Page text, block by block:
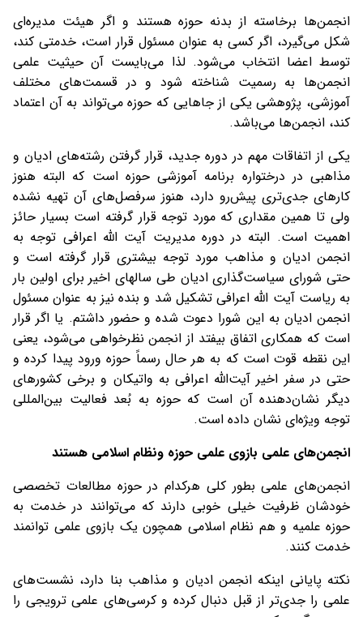
انجمن‌ها برخاسته از بدنه حوزه هستند و اگر هیئت مدیره‌ای
شکل می‌گیرد، اگر کسی به عنوان مسئول قرار است، خدمتی کند،
توسط اعضا انتخاب می‌شود. لذا می‌بایست آن حیثیت علمی
انجمن‌ها به رسمیت شناخته شود و در قسمت‌های مختلف
آموزشی، پژوهشی یکی از جاهایی که حوزه می‌تواند به آن اعتماد
کند، انجمن‌ها می‌باشد.
یکی از اتفاقات مهم در دوره جدید، قرار گرفتن رشته‌های ادیان و
مذاهبی در درختواره برنامه‌ آموزشی حوزه است که البته هنوز
کارهای جدی‌تری پیش‌رو دارد، هنوز سرفصل‌های آن تهیه نشده
ولی تا همین مقداری که مورد توجه قرار گرفته است بسیار حائز
اهمیت است. البته در دوره مدیریت آیت الله اعرافی توجه به
انجمن ادیان و مذاهب مورد توجه بیشتری قرار گرفته است و
حتی شورای سیاست‌گذاری ادیان طی سالهای اخیر برای اولین بار
به ریاست آیت الله اعرافی تشکیل شد و بنده نیز به عنوان مسئول
انجمن ادیان به این شورا دعوت شده و حضور داشتم. یا اگر قرار
است که همکاری اتفاق بیفتد از انجمن نظرخواهی می‌شود، یعنی
این نقطه قوت است که به هر حال رسماً حوزه ورود پیدا کرده و
حتی در سفر اخیر آیت‌الله اعرافی به واتیکان و برخی کشورهای
دیگر نشان‌دهنده آن است که حوزه به بُعد فعالیت بین‌المللی
توجه ویژه‌ای نشان داده است.
انجمن‌های علمی بازوی علمی حوزه ونظام اسلامی هستند
انجمن‌های علمی بطور کلی هرکدام در حوزه مطالعات تخصصی
خودشان ظرفیت خیلی خوبی دارند که می‌توانند در خدمت به
حوزه علمیه و هم نظام اسلامی همچون یک بازوی علمی توانمند
خدمت کنند.
نکته پایانی اینکه انجمن ادیان و مذاهب بنا دارد، نشست‌های
علمی را جدی‌تر از قبل دنبال کرده و کرسی‌های علمی ترویجی را